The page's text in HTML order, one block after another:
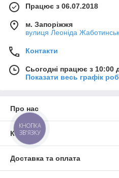
Працює з 06.07.2018
м. Запоріжжя
вулиця Леоніда
Контакти
Сьогодні працює з 10:00
Показати весь графік
Про нас
Контакти
Доставка та оплата
КНОПКА
ЗВ'ЯЗКУ